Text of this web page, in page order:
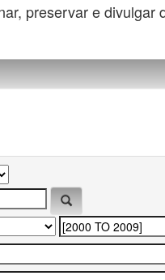
preservar e